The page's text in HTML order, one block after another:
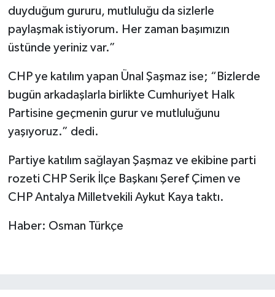
duyduğum gururu, mutluluğu da sizlerle
paylaşmak istiyorum. Her zaman başımızın
üstünde yeriniz var.”
CHP ye katılım yapan Ünal Şaşmaz ise; “Bizlerde
bugün arkadaşlarla birlikte Cumhuriyet Halk
Partisine geçmenin gurur ve mutluluğunu
yaşıyoruz.” dedi.
Partiye katılım sağlayan Şaşmaz ve ekibine parti
rozeti CHP Serik İlçe Başkanı Şeref Çimen ve
CHP Antalya Milletvekili Aykut Kaya taktı.
Haber: Osman Türkçe